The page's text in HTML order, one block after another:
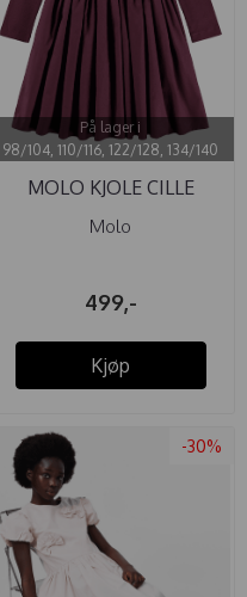
På lager i
98/104, 110/116, 122/128, 134/140
MOLO KJOLE CILLE
FORESTBERRY
Molo
499,-
Kjøp
-30%